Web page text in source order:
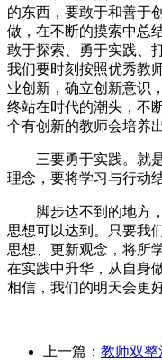
的东西，要敢于和善于
做，在不断的摸索中总
敢于探索、勇于实践、
我们要时刻按照优秀教
业创新，确立创新意识
终站在时代的潮头，不
个有创新的教师会培养
三要勇于实践。就是
理念，要将学习与行动
脚步达不到的地方，
思想可以达到。只要我
思想、更新观念，将所
在实践中升华，从自身
相信，我们的明天会更
上一篇： 教师双整